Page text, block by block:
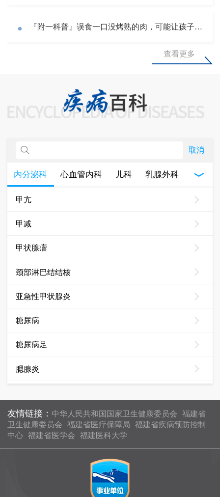
『附一科普』误食一口没烤熟的肉，可能让孩子进ICU！认识溶血尿毒症综合征
查看更多
友情链接： 中华人民共和国国家卫生健康委员会
福建省
卫生健康委员会
福建省医疗保障局
福建省疾病预防控制
中心 福建省医学会 福建医科大学